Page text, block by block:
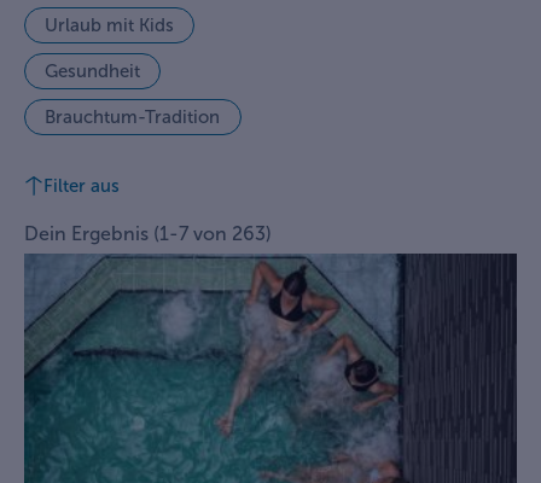
Urlaub mit Kids
Gesundheit
Brauchtum-Tradition
Filter aus
Dein Ergebnis (1-7 von 263)